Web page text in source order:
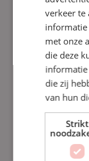
Maak gemakkelijk
ook met
Manage jouw
teams. Stel je
verkeer te
informatie
met onze
die deze
informatie
die zij
van hun
Strikt